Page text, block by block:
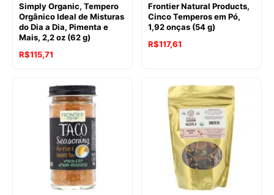
Simply Organic, Tempero
Orgânico Ideal de Misturas
do Dia a Dia, Pimenta e
Mais, 2,2 oz (62 g)
R$115,71
Frontier Natural Products,
Cinco Temperos em Pó,
1,92 onças (54 g)
R$117,61